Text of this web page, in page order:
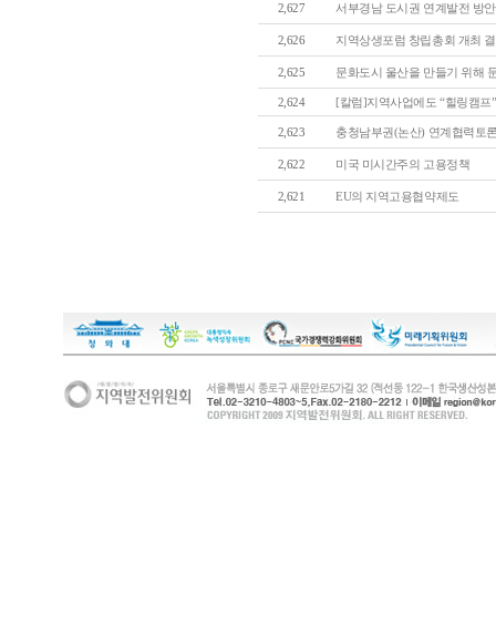
2,627 서부경남 도시권 연계발전 방
2,626 지역상생포럼 창립총회 개최
2,625 문화도시 울산을 만들기 위해
2,624 [칼럼]지역사업에도 “힐링캠프
2,623 충청남부권(논산) 연계협력토
2,622 미국 미시간주의 고용정책
2,621 EU의 지역고용협약제도